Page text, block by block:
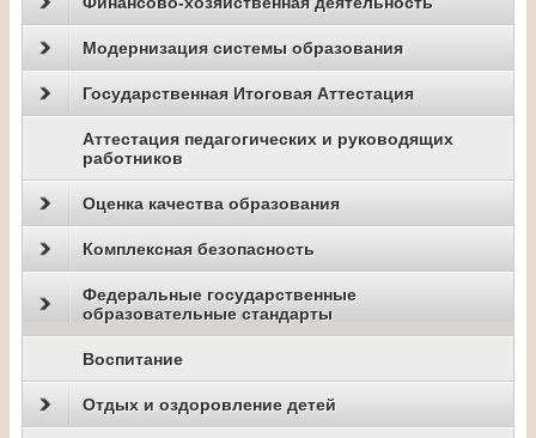
Модернизация системы образования
Государственная Итоговая Аттестация
Аттестация педагогических и руководящих
работников
Оценка качества образования
Комплексная безопасность
Федеральные государственные
образовательные стандарты
Воспитание
Отдых и оздоровление детей